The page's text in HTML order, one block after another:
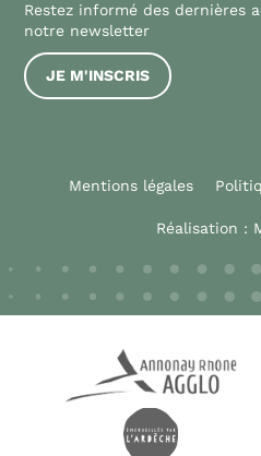
Restez informé des dernières
notre newsletter
JE M'INSCRIS
Mentions légales
Réalisation :